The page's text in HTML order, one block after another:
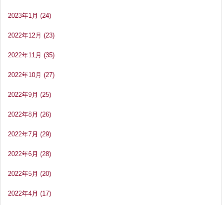
2023年1月 (24)
2022年12月 (23)
2022年11月 (35)
2022年10月 (27)
2022年9月 (25)
2022年8月 (26)
2022年7月 (29)
2022年6月 (28)
2022年5月 (20)
2022年4月 (17)